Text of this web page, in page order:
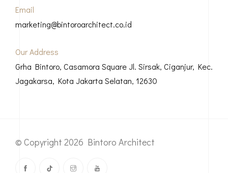
Email
marketing@bintoroarchitect.co.id
Our Address
Grha Bintoro, Casamora Square Jl. Sirsak, Ciganjur, Kec.
Jagakarsa, Kota Jakarta Selatan, 12630
© Copyright 2026 Bintoro Architect